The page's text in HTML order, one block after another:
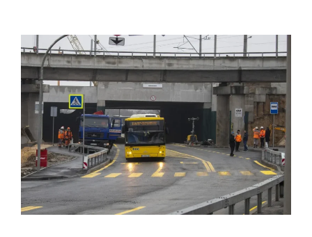
О
Н
И
Ч
С
Ч
А
Н
Я